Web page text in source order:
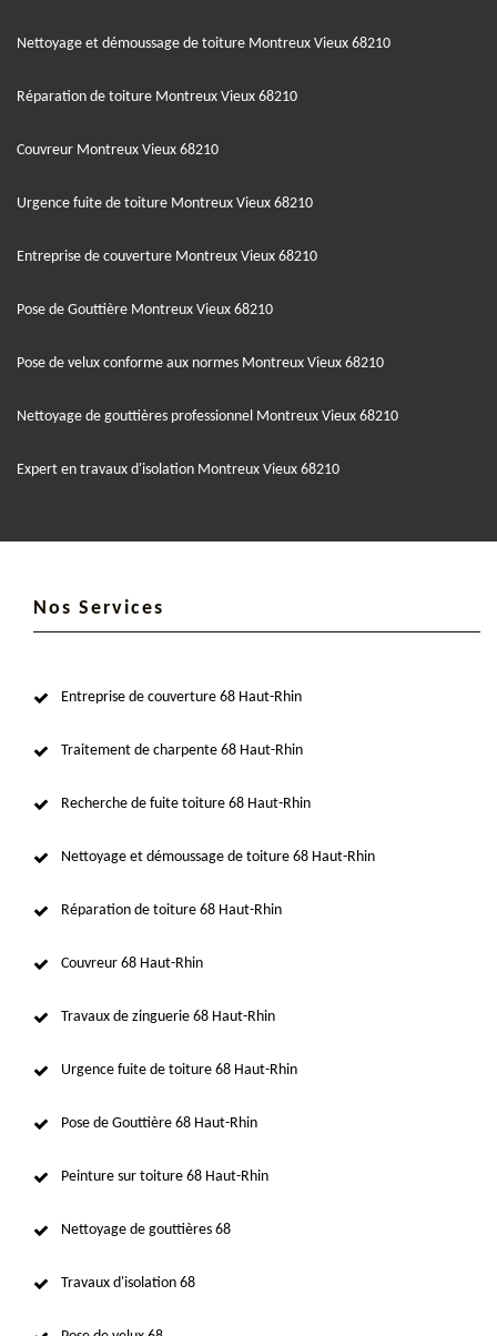
Nettoyage et démoussage de toiture Montreux Vieux 68210
Réparation de toiture Montreux Vieux 68210
Couvreur Montreux Vieux 68210
Urgence fuite de toiture Montreux Vieux 68210
Entreprise de couverture Montreux Vieux 68210
Pose de Gouttière Montreux Vieux 68210
Pose de velux conforme aux normes Montreux Vieux 68210
Nettoyage de gouttières professionnel Montreux Vieux 68210
Expert en travaux d'isolation Montreux Vieux 68210
Nos Services
Entreprise de couverture 68 Haut-Rhin
Traitement de charpente 68 Haut-Rhin
Recherche de fuite toiture 68 Haut-Rhin
Nettoyage et démoussage de toiture 68 Haut-Rhin
Réparation de toiture 68 Haut-Rhin
Couvreur 68 Haut-Rhin
Travaux de zinguerie 68 Haut-Rhin
Urgence fuite de toiture 68 Haut-Rhin
Pose de Gouttière 68 Haut-Rhin
Peinture sur toiture 68 Haut-Rhin
Nettoyage de gouttières 68
Travaux d'isolation 68